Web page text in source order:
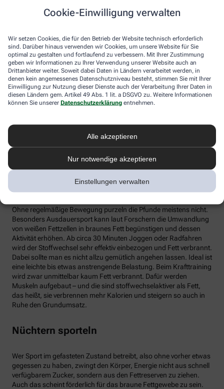
Cookie-Einwilligung verwalten
Wir setzen Cookies, die für den Betrieb der Website technisch erforderlich
sind. Darüber hinaus verwenden wir Cookies, um unsere Website für Sie
optimal zu gestalten und fortlaufend zu verbessern. Mit Ihrer Zustimmung
geben wir Informationen zu Ihrer Verwendung unserer Website auch an
Drittanbieter weiter. Soweit dabei Daten in Ländern verarbeitet werden, in
denen kein angemessenes Datenschutzniveau besteht, stimmen Sie mit Ihrer
Einwilligung zur Nutzung dieser Dienste auch der Verarbeitung Ihrer Daten in
diesen Ländern gem. Artikel 49 Abs. 1 lit. a DSGVO zu. Weitere Informationen
können Sie unserer Datenschutzerklärung entnehmen.
Alle akzeptieren
Nur notwendige akzeptieren
Einstellungen verwalten
Vergessen Sie häufige Diäten, dadurch wird der Stoffwechsel
Energiebedarf einstellt. Auch Fast Food und Fertiggerichte sollten
vom Speiseplan gestrichen werden. Studien zeigen, dass der
Körper bei der Verarbeitung von hochverarbeiteten Lebensmitteln
weniger Energie benötigt als für unverarbeitete.
Tim Hollstein rät zu einer proteinreichen Ernährung (Vorsicht bei
Vorerkrankungen wie Nierenleiden!). Denn Proteine sind nicht nur
gut für den Muskelaufbau, der Körper benötigt auch viel Energie,
wie Chilis oder Ingwer können das braune Fettgewebe aktivieren
und den Energieverbrauch erhöhen.
In Bewegung kommen
Der richtige Mix macht’s
Ohne regelmäßige Bewegung purzeln die Pfunde meistens nicht.
Besonders Ausdauersport kann laut Forschern die Umwandlung
von weißen Fettzellen in braunes Fett begünstigen und dessen
Aktivität erhöhen. Ab circa 30 Minuten Joggen oder Radfahren
wird der Stoffwechsel sehr effektiv einbezogen und Fett verbrannt.
Dabei sollte man es nicht allzu gemütlich angehen lassen. Ideal ist
eine leichte bis etwas anstrengende Belastung. Beim Krafttraining
wird zwar unmittelbar kaum Fett verbrannt. Dafür werden
Muskeln aufgebaut – und die sind stoffwechselaktiver als Fett,
das heißt, sie verbrennen mehr Kalorien und steigern so auch in
Ruhe den Grundumsatz.
Nüchtern sporteln
Wer Sport im gefasteten Zustand betreibt, also ohne vorher etwas
gegessen zu haben, zwingt den Körper, Energie nicht aus schnell
verfügbarem Zucker, sondern aus den Fettreserven zu ziehen.
Auch das scheint förderlich für das braune Fettgewebe zu sein.